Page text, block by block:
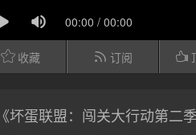
 收藏  订阅 
《坏蛋联盟：闯关大行动第二